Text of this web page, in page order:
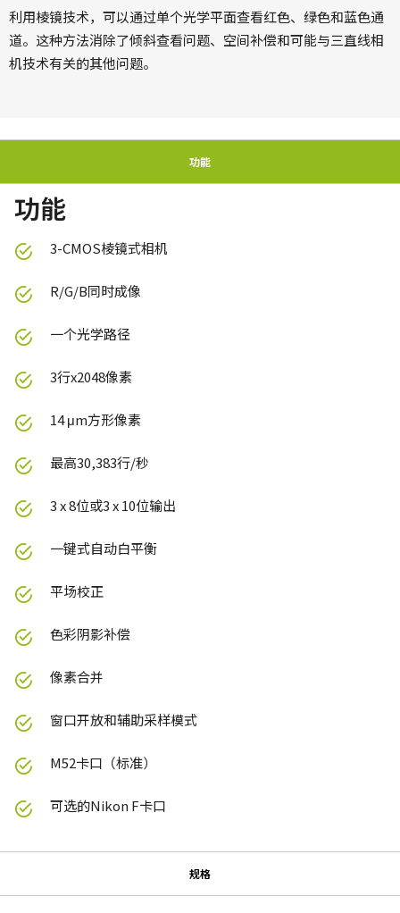
利用棱镜技术，可以通过单个光学平面查看红色、绿色和蓝色通
道。这种方法消除了倾斜查看问题、空间补偿和可能与三直线相
机技术有关的其他问题。
功能
功能
3-CMOS棱镜式相机
R/G/B同时成像
一个光学路径
3行x2048像素
14 μm方形像素
最高30,383行/秒
3 x 8位或3 x 10位输出
一键式自动白平衡
平场校正
色彩阴影补偿
像素合并
窗口开放和辅助采样模式
M52卡口（标准）
可选的Nikon F卡口
规格